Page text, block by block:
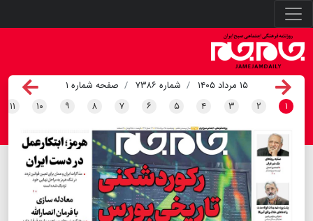
۱۵ مرداد ۱۴۰۵ شماره ۷۳۸۶
صفحه شماره ۱
۱
۲ ۳ ۴ ۵ ۶ ۷ ۸ ۹ ۱۰ ۱۱